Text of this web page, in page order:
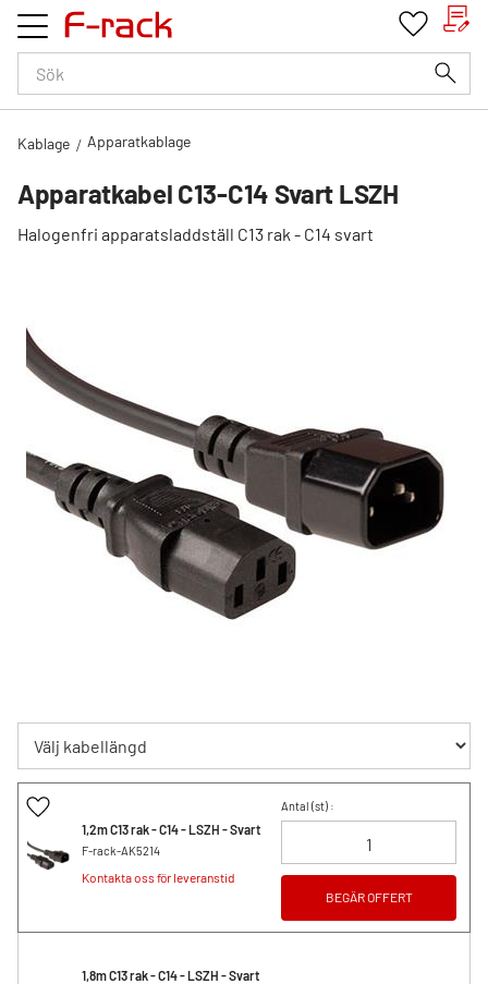
Kablage Apparatkablage
Apparatkabel C13-C14 Svart LSZH
Halogenfri apparatsladdställ C13 rak - C14 svart
1,2m C13 rak - C14 - LSZH - Svart
F-rack-AK5214
Kontakta oss för leveranstid
Antal (st) :
BEGÄR OFFERT
Lägg till i favoriter
1,8m C13 rak - C14 - LSZH - Svart
Lägg till i favoriter
Lägg till i favoriter
Lägg till i favoriter